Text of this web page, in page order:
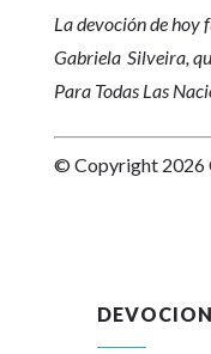
La devoción de hoy
Gabriela Silveira,
Para Todas Las
© Copyright 2026